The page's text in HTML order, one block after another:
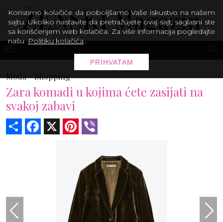
Moda -Shopping
Zara komadi u kojima ćete zasijati na
svakoj zabavi
Share Facebook Pinterest
Koristimo kolačiće da poboljšamo Vaše iskustvo na našem
sajtu. Ukoliko nastavite da pretražujete ovaj sajt, saglasni ste
sa korišćenjem web kolačića. Za više informacija pogledajte
našu Politiku kolačića .
PRIHVATAM